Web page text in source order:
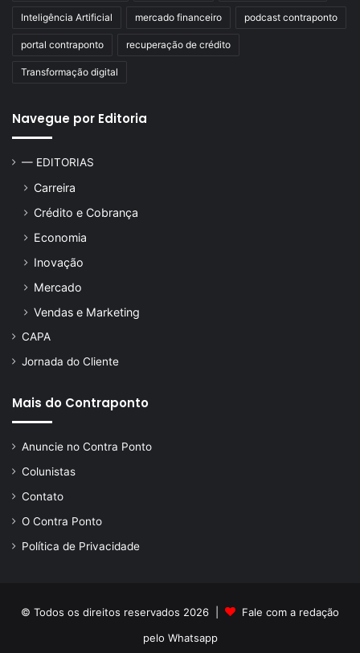
Inteligência Artificial mercado financeiro podcast contraponto
portal contraponto recuperação de crédito
Transformação digital
Navegue por Editoria
— EDITORIAS
Carreira
Crédito e Cobrança
Economia
Inovação
Mercado
Vendas e Marketing
CAPA
Jornada do Cliente
Mais do Contraponto
Anuncie no Contra Ponto
Colunistas
Contato
O Contra Ponto
Política de Privacidade
© Todos os direitos reservados 2026 |
Fale com a redação
pelo Whatsapp